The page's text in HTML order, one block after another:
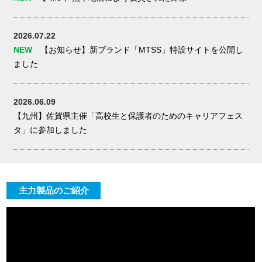
2026.07.22
NEW
【お知らせ】新ブランド「MTSS」特設サイトを公開し
ました
2026.06.09
【九州】佐賀県主催「高校生と保護者のためのキャリアフェス
タ」に参加しました
主力製品のご紹介